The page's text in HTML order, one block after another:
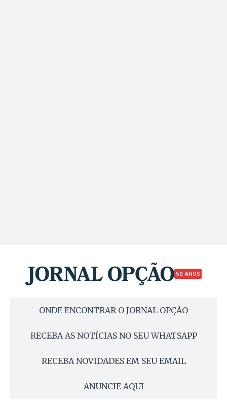
50 ANOS
ONDE ENCONTRAR O JORNAL OPÇÃO
RECEBA AS NOTÍCIAS NO SEU WHATSAPP
RECEBA NOVIDADES EM SEU EMAIL
ANUNCIE AQUI